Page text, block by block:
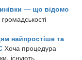
— що відомо
найпростіше та
Хоча процедура
існують